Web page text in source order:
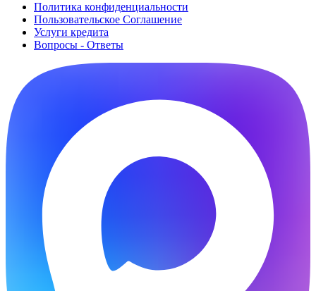
Политика конфиденциальности
Пользовательское Cоглашение
Услуги кредита
Вопросы - Ответы